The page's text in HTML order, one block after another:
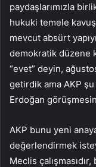
paydaşlarımızla
hukuki temele
mevcut absürt
demokratik düzene
“evet” deyin,
getirdik ama AKP
Erdoğan
AKP bunu yeni
değerlendirmek
Meclis